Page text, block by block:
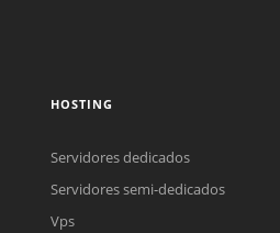
HOSTING
Servidores dedicados
Servidores semi-dedicados
Vps